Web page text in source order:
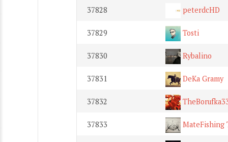
37828 peterdcHD
37829 Tosti
37830 Rybalino
37831 DeKa Gramy
37832
37833 MateFishing